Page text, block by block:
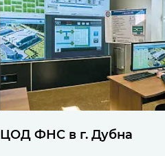
ЦОД ФНС в г. Дубна